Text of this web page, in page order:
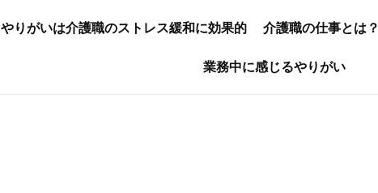
やりがいは介護職のストレス緩和に効果的 介護職の仕事とは？
業務中に感じるやりがい